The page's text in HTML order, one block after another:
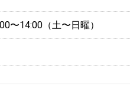
〜14:00（土〜日曜）